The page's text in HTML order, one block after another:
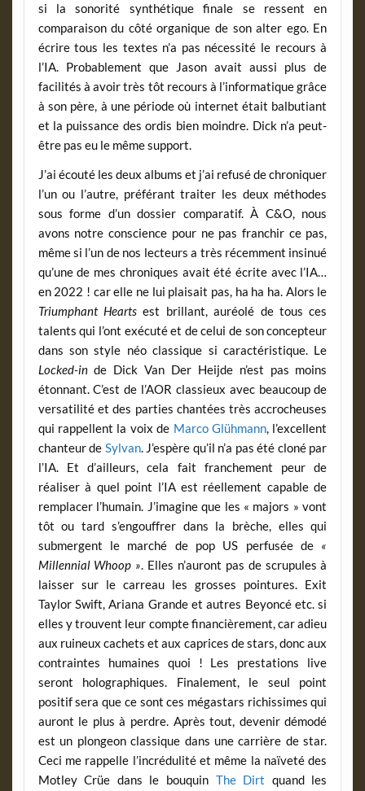
si la sonorité synthétique finale se ressent en
comparaison du côté organique de son alter ego. En
écrire tous les textes n’a pas nécessité le recours à
l’IA. Probablement que Jason avait aussi plus de
facilités à avoir très tôt recours à l’informatique grâce
à son père, à une période où internet était balbutiant
et la puissance des ordis bien moindre. Dick n’a peut-
être pas eu le même support.
J’ai écouté les deux albums et j’ai refusé de chroniquer
l’un ou l’autre, préférant traiter les deux méthodes
sous forme d’un dossier comparatif. À C&O, nous
avons notre conscience pour ne pas franchir ce pas,
même si l’un de nos lecteurs a très récemment insinué
qu’une de mes chroniques avait été écrite avec l’IA…
en 2022 ! car elle ne lui plaisait pas, ha ha ha. Alors le
Triumphant Heartsest brillant, auréolé de tous ces
talents qui l’ont exécuté et de celui de son concepteur
dans son style néo classique si caractéristique. Le
Locked-inde Dick Van Der Heijde n’est pas moins
étonnant. C’est de l’AOR classieux avec beaucoup de
versatilité et des parties chantées très accrocheuses
qui rappellent la voix de Marco Glühmann, l’excellent
chanteur de Sylvan. J’espère qu’il n’a pas été cloné par
l’IA. Et d’ailleurs, cela fait franchement peur de
réaliser à quel point l’IA est réellement capable de
remplacer l’humain. J’imagine que les « majors » vont
tôt ou tard s’engouffrer dans la brèche, elles qui
submergent le marché de pop US perfusée de «
Millennial Whoop ». Elles n’auront pas de scrupules à
laisser sur le carreau les grosses pointures. Exit
Taylor Swift, Ariana Grande et autres Beyoncé etc. si
elles y trouvent leur compte financièrement, car adieu
aux ruineux cachets et aux caprices de stars, donc aux
contraintes humaines quoi ! Les prestations live
seront holographiques. Finalement, le seul point
positif sera que ce sont ces mégastars richissimes qui
auront le plus à perdre. Après tout, devenir démodé
est un plongeon classique dans une carrière de star.
Ceci me rappelle l’incrédulité et même la naïveté des
Motley Crüe dans le bouquin The Dirt quand les